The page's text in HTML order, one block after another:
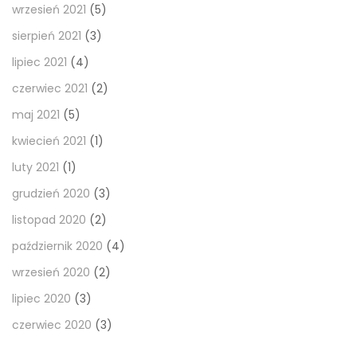
wrzesień 2021 (5)
sierpień 2021 (3)
lipiec 2021 (4)
czerwiec 2021 (2)
maj 2021 (5)
kwiecień 2021 (1)
luty 2021 (1)
grudzień 2020 (3)
listopad 2020 (2)
październik 2020 (4)
wrzesień 2020 (2)
lipiec 2020 (3)
czerwiec 2020 (3)